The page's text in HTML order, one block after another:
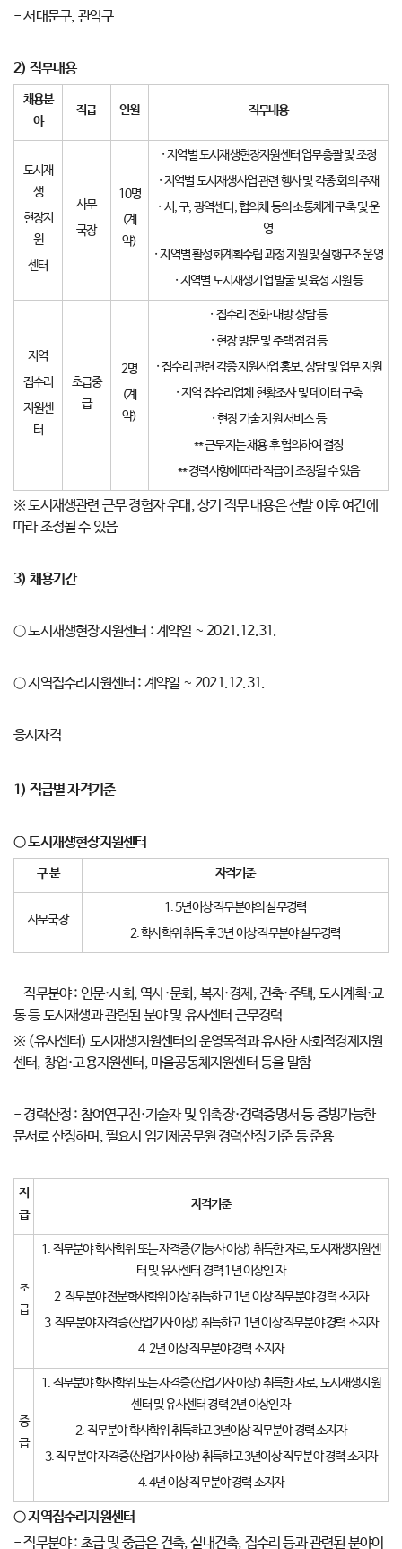
- 서대문구, 관악구
2) 직무내용
채용분
야
직급 인원 직무내용
도시재
생
현장지
원
센터
사무
국장
10명
(계
약)
· 지역별 도시재생현장지원센터 업무총괄 및 조정
· 지역별 도시재생사업 관련 행사 및 각종 회의 주재
· 시, 구, 광역센터, 협의체 등의 소통체계 구축 및 운
영
· 지역별 활성화계획수립 과정 지원 및 실행구조 운영
· 지역별 도시재생기업 발굴 및 육성 지원 등
지역
집수리
지원센
터
초급중
급
2명
(계
약)
· 집수리 전화·내방 상담 등
· 현장 방문 및 주택 점검 등
· 집수리 관련 각종 지원사업 홍보, 상담 및 업무 지원
· 지역 집수리업체 현황조사 및 데이터 구축
· 현장 기술 지원 서비스 등
** 근무지는 채용 후 협의하여 결정
** 경력사항에 따라 직급이 조정될 수 있음
※ 도시재생관련 근무 경험자 우대, 상기 직무 내용은 선발 이후 여건에
따라 조정될 수 있음
3) 채용기간
○ 도시재생현장지원센터 : 계약일 ~ 2021.12.31.
○ 지역집수리지원센터 : 계약일 ~ 2021.12.31.
응시자격
1) 직급별 자격기준
○도시재생현장지원센터
구 분 자격기준
사무국장
1. 5년이상 직무분야의 실무경력
2. 학사학위 취득 후 3년 이상 직무분야 실무경력
- 직무분야 : 인문·사회, 역사·문화, 복지·경제, 건축·주택, 도시계획·교
통 등 도시재생과 관련된 분야 및 유사센터 근무경력
※ (유사센터) 도시재생지원센터의 운영목적과 유사한 사회적경제지원
센터, 창업·고용지원센터, 마을공동체지원센터 등을 말함
- 경력산정 : 참여연구진·기술자 및 위촉장·경력증명서 등 증빙가능한
문서로 산정하며, 필요시 임기제공무원 경력산정 기준 등 준용
직
급
자격기준
초
급
1. 직무분야 학사학위 또는 자격증(기능사 이상) 취득한 자로, 도시재생지원센
터 및 유사센터 경력 1년 이상인 자
2. 직무분야 전문학사학위 이상 취득하고 1년 이상 직무분야 경력 소지자
3. 직무분야 자격증(산업기사 이상) 취득하고 1년 이상 직무분야 경력 소지자
4. 2년 이상 직무분야 경력 소지자
중
급
1. 직무분야 학사학위 또는 자격증(산업기사 이상) 취득한 자로, 도시재생지원
센터 및 유사센터 경력 2년 이상인 자
2. 직무분야 학사학위 취득하고 3년이상 직무분야 경력 소지자
3. 직무분야 자격증(산업기사 이상) 취득하고 3년이상 직무분야 경력 소지자
4. 4년 이상 직무분야 경력 소지자
○지역집수리지원센터
- 직무분야 : 초급 및 중급은 건축, 실내건축, 집수리 등과 관련된 분야이